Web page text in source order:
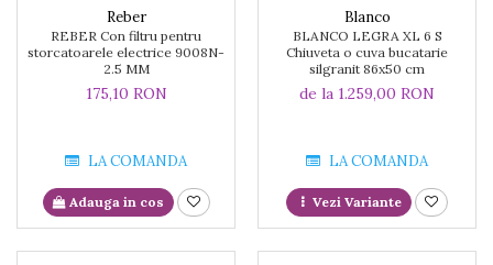
Reber
REBER Con filtru pentru
storcatoarele electrice 9008N-
2.5 MM
175,10 RON
LA COMANDA
Adauga in cos
Blanco
BLANCO LEGRA XL 6 S
Chiuveta o cuva bucatarie
silgranit 86x50 cm
de la 1.259,00 RON
LA COMANDA
Vezi Variante